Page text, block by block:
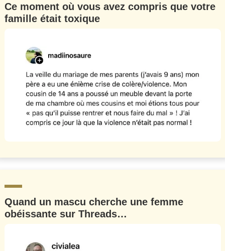
Ce moment où vous avez compris que votre
famille était toxique
Quand un mascu cherche une femme
obéissante sur Threads…